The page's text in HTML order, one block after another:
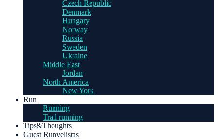
Czech Republic
Denmark
Hungary
Norway
Russia
Sweden
Ukraine
Middle East
Jordan
North America
New York
Run
Running
Trail running
Tips&Thoughts
Guest Runvelistas